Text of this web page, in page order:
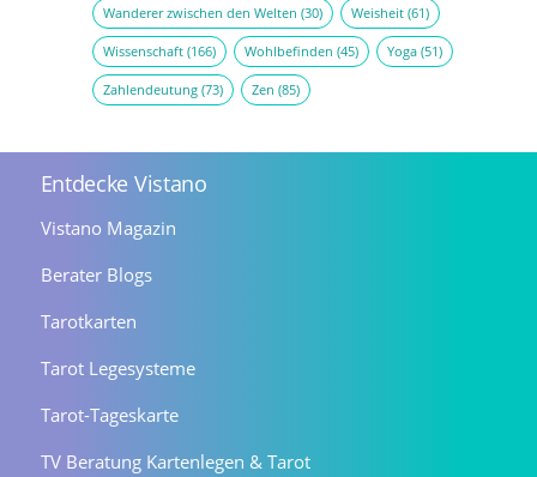
Wanderer zwischen den Welten (30) Weisheit(61)
Wissenschaft(166) Wohlbefinden (45) Yoga(51)
Zahlendeutung(73) Zen (85)
Entdecke Vistano
Vistano Magazin
Berater Blogs
Tarotkarten
Tarot Legesysteme
Tarot-Tageskarte
TV Beratung Kartenlegen & Tarot